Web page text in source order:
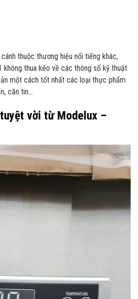
thuộc thương hiệu nổi tiếng khác,
không thua kéo về các thông số kỹ thuật
một cách tốt nhất các loại thực phẩm
căn tin…
vời từ Modelux –